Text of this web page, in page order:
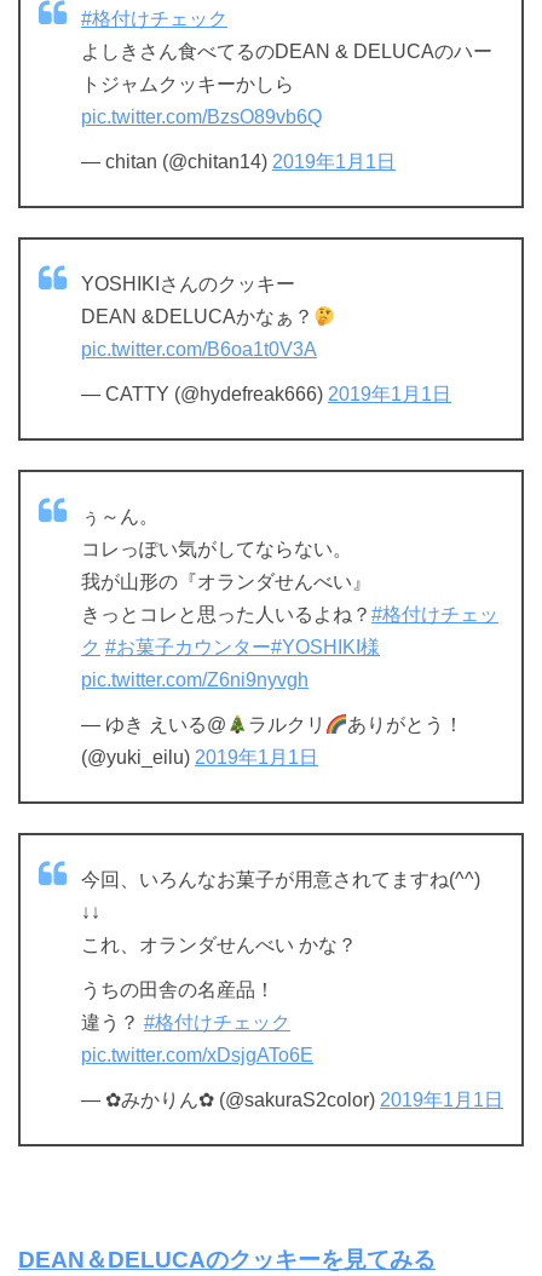
#格付けチェック
よしきさん食べてるのDEAN & DELUCAのハー
トジャムクッキーかしら
pic.twitter.com/BzsO89vb6Q
— chitan (@chitan14) 2019年1月1日
YOSHIKIさんのクッキー
DEAN &DELUCAかなぁ？
pic.twitter.com/B6oa1t0V3A
— CATTY (@hydefreak666) 2019年1月1日
ぅ～ん。
コレっぽい気がしてならない。
我が山形の『オランダせんべい』
きっとコレと思った人いるよね？ #格付けチェッ
ク #お菓子カウンター#YOSHIKI様
pic.twitter.com/Z6ni9nyvgh
— ゆき えいる@ ラルクリ
ありがとう！
(@yuki_eilu) 2019年1月1日
今回、いろんなお菓子が用意されてますね(^^)
↓↓
これ、オランダせんべい かな？
うちの田舎の名産品！
違う？ #格付けチェック
pic.twitter.com/xDsjgATo6E
— ✿みかりん✿ (@sakuraS2color) 2019年1月1日
DEAN＆DELUCAのクッキーを見てみる